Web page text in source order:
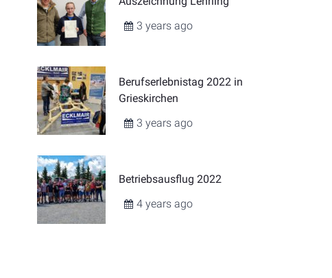
3 years ago
Berufserlebnistag 2022 in
Grieskirchen
3 years ago
Betriebsausflug 2022
4 years ago